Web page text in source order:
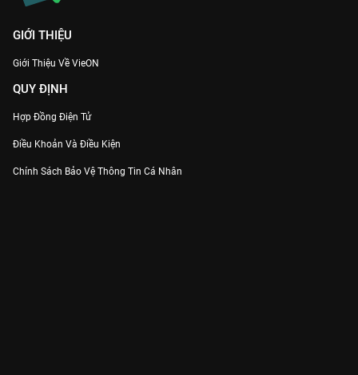
GIỚI THIỆU
Giới Thiệu Về VieON
QUY ĐỊNH
Hợp Đồng Điện Tử
Điều Khoản Và Điều Kiện
Chính Sách Bảo Vệ Thông Tin Cá Nhân